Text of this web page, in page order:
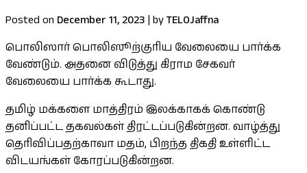
Posted on December 11, 2023 | byTELOJaffna
பொலிஸார் பொலிஸூற்குரிய வேலையை பார்க்க
வேண்டும். அதனை விடுத்து கிராம சேகவர்
வேலையை பார்க்க கூடாது.
தமிழ் மக்களை மாத்திரம் இலக்காகக் கொண்டு
தனிப்பட்ட தகவல்கள் திரட்டப்படுகின்றன. வாழ்த்து
தெரிவிப்பதற்காவா மதம், பிறந்த திகதி உள்ளிட்ட
விடயங்கள் கோரப்படுகின்றன.